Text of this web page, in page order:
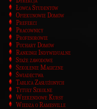
Łowca Studentów
Opiekunowie Domów
Prefekci
Pracownicy
Profesorowie
Puchary Domów
Rankingi Indywidualne
Staże zawodowe
Szkolenie Magiczne
Świadectwa
Tablica Zasłużonych
Tytuły Szkolne
Weekendowe Kursy
Wiedza o Ramesville